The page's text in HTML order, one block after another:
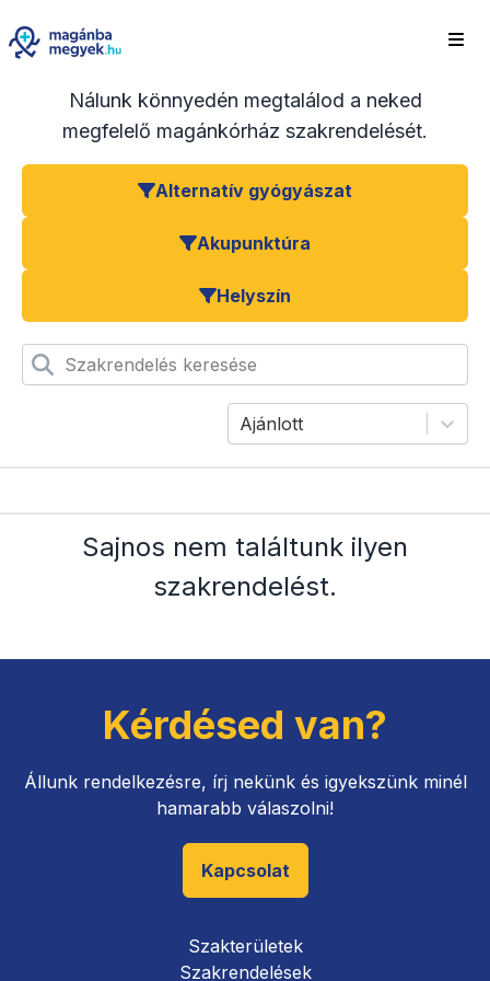
Nálunk könnyedén megtalálod a neked
megfelelő magánkórház szakrendelését.
Alternatív gyógyászat
Akupunktúra
Helyszín
Szakrendelés keresése
Ajánlott
Sajnos nem találtunk ilyen
szakrendelést.
Kérdésed van?
Állunk rendelkezésre, írj nekünk és igyekszünk minél
hamarabb válaszolni!
Kapcsolat
Szakterületek
Szakrendelések